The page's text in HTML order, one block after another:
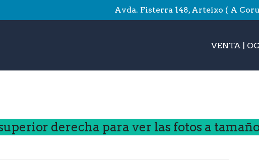
Avda. Fisterra 148, Arteixo ( A
VENTA |
derecha para ver las fotos a